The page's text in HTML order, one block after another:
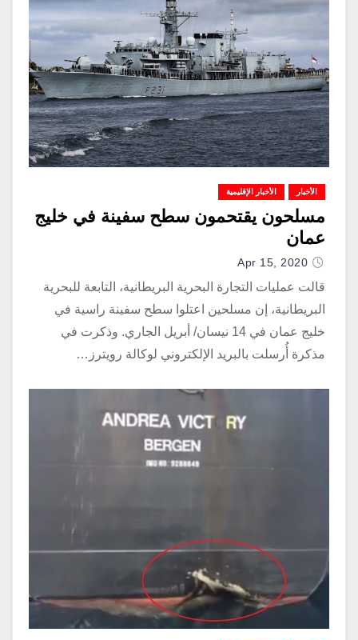
الأخبار الأخبار الإقليمية
مسلحون يقتحمون سطح سفينة في خليج
عمان
Apr 15, 2020
قالت عمليات التجارة البحرية البريطانية، التابعة للبحرية
البريطانية، إن مسلحين اعتلوا سطح سفينة راسية في
خليج عمان في 14 نيسان/ أبريل الجاري. وذكرت في
مذكرة أُرسلت بالبريد الإلكتروني لوكالة رويترز…